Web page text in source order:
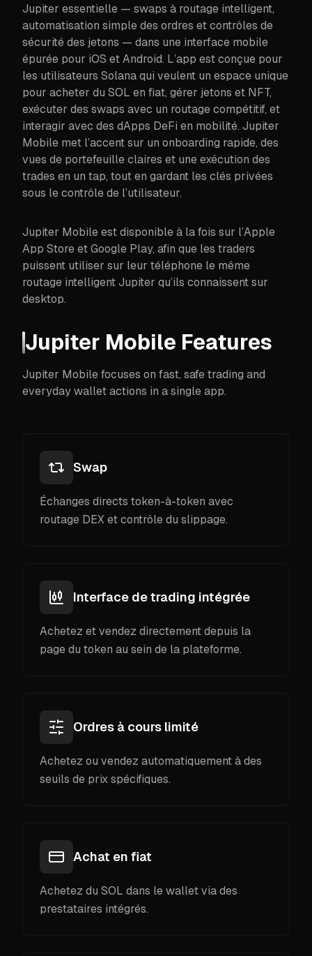
Jupiter essentielle — swaps à routage intelligent,
automatisation simple des ordres et contrôles de
sécurité des jetons — dans une interface mobile
épurée pour iOS et Android. L’app est conçue pour
les utilisateurs Solana qui veulent un espace unique
pour acheter du SOL en fiat, gérer jetons et NFT,
exécuter des swaps avec un routage compétitif, et
interagir avec des dApps DeFi en mobilité. Jupiter
Mobile met l’accent sur un onboarding rapide, des
vues de portefeuille claires et une exécution des
trades en un tap, tout en gardant les clés privées
sous le contrôle de l’utilisateur.
Jupiter Mobile est disponible à la fois sur l’Apple
App Store et Google Play, afin que les traders
puissent utiliser sur leur téléphone le même
routage intelligent Jupiter qu’ils connaissent sur
desktop.
Jupiter Mobile Features
Jupiter Mobile focuses on fast, safe trading and
everyday wallet actions in a single app.
Swap
Échanges directs token-à-token avec
routage DEX et contrôle du slippage.
Interface de trading intégrée
Achetez et vendez directement depuis la
page du token au sein de la plateforme.
Ordres à cours limité
Achetez ou vendez automatiquement à des
seuils de prix spécifiques.
Achat en fiat
Achetez du SOL dans le wallet via des
prestataires intégrés.